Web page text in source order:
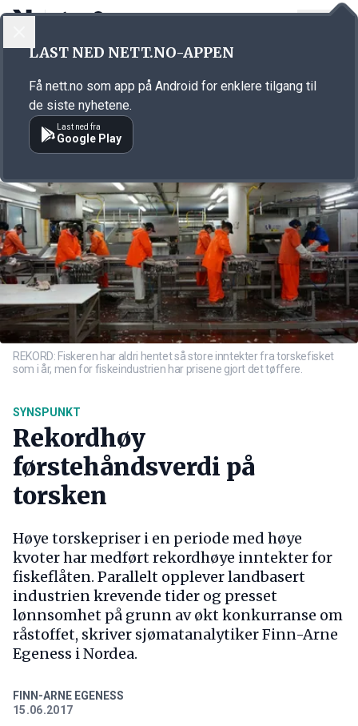
Annonsørinnhold
REKORD: Fiskeren har aldri hentet så store inntekter fra torskefisket
som i år, men for fiskeindustrien har prisene gjort det tøffere.
SYNSPUNKT
Rekordhøy
førstehåndsverdi på
torsken
Høye torskepriser i en periode med høye
kvoter har medført rekordhøye inntekter for
fiskeflåten. Parallelt opplever landbasert
industrien krevende tider og presset
lønnsomhet på grunn av økt konkurranse om
råstoffet, skriver sjømatanalytiker Finn-Arne
Egeness i Nordea.
FINN-ARNE EGENESS
15.06.2017
LAST NED NETT.NO-APPEN
Få nett.no som app på Android for enklere tilgang til
de siste nyhetene.
Last ned fra
Google Play